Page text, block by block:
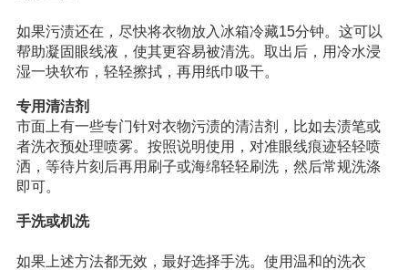
如果污渍还在，尽快将衣物放入冰箱冷藏15分钟。这可以
帮助凝固眼线液，使其更容易被清洗。取出后，用冷水浸
湿一块软布，轻轻擦拭，再用纸巾吸干。
专用清洁剂
市面上有一些专门针对衣物污渍的清洁剂，比如去渍笔或
者洗衣预处理喷雾。按照说明使用，对准眼线痕迹轻轻喷
洒，等待片刻后再用刷子或海绵轻轻刷洗，然后常规洗涤
即可。
手洗或机洗
如果上述方法都无效，最好选择手洗。使用温和的洗衣